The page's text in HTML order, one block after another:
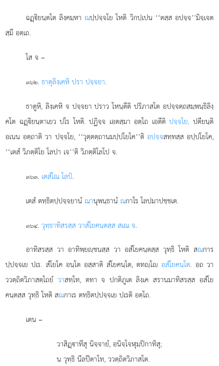
ฉฏฺิยนฺตโต ลิงฺคมฺหาณปฺปจฺจโย โหติ วิกปฺเปน ‘‘ตสฺส อปจฺจ’’มิจฺเจต
สฺมึ อตฺเถ.
โส จ –
๓๖๒.ธาตุลิงฺเคหิ ปรา ปจฺจยา.
ธาตูหิ, ลิงฺเคหิ จ ปจฺจยา ปราว โหนฺตีติ ปริภาสโต อปจฺจตฺถสมฺพนฺธิลิงฺ
คโต ฉฏฺิยนฺตาเยว ปโร โหติ. ปฏิจฺจ เอตสฺมา อตฺโถ เอตีติปจฺจโย, ปตียนฺติ
อเนน อตฺถาติ วา ปจฺจโย, ‘‘วุตฺตตฺถานมปฺปโยโค’’ติ อปจฺจสทฺทสฺส อปฺปโยโค,
‘‘เตสํ วิภตฺติโย โลปา เจ’’ติ วิภตฺติโลโป จ.
๓๖๓. เตสํโณ โลปํ.
เตสํ ตทฺธิตปฺปจฺจยานํณานุพนฺธานํณกาโร โลปมาปชฺชเต.
๓๖๔.วุทฺธาทิสรสฺส วาสํโยคนฺตสฺส สเณ จ.
อาทิสรสฺส วา อาทิพฺยฺชนสฺส วา อสํโยคนฺตสฺส วุทฺธิ โหติ สณการ
ปฺปจฺจเย ปเร. สํโยโค อนฺโต อสฺสาติ สํโยคนฺโต, ตทฺโอสํโยคนฺโต. อถ วา
ววตฺถิตวิภาสตฺโถยํ วาสทฺโท, ตทา จ ปกติภูเต ลิงฺเค สรานมาทิสรสฺส อสํโย
คนฺตสฺส วุทฺธิ โหติ สณกาเร ตทฺธิตปฺปจฺจเย ปเรติ อตฺโถ.
เตน –
วาสิฏฺาทีสุ นิจฺจายํ, อนิจฺโจฬุมฺปิกาทิสุ;
น วุทฺธิ นีลปีตาโท, ววตฺถิตวิภาสโต.